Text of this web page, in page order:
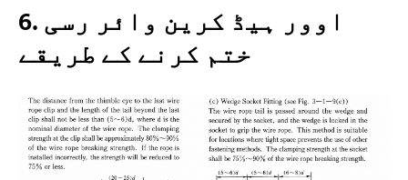
6. اوور ہیڈ کرین وائر رسی
ختم کرنے کے طریقے